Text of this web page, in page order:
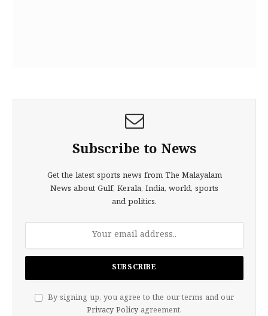
Subscribe to News
Get the latest sports news from The Malayalam
News about Gulf, Kerala, India, world, sports
and politics.
By signing up, you agree to the our terms and our
Privacy Policy agreement.